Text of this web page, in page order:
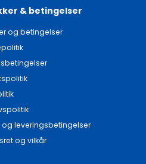
& betingelser
og betingelser
leveringsbetingelser
og vilkår